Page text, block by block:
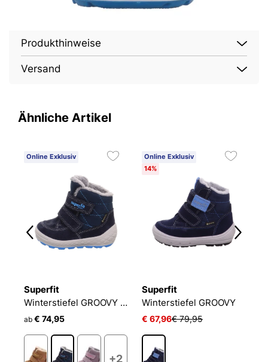
Produkthinweise
Versand
Ähnliche Artikel
Online Exklusiv
Superfit
Winterstiefel GROOVY 2.0
ab € 74,95
+2
Online Exklusiv
14%
Superfit
Winterstiefel GROOVY
€ 67,96€ 79,95